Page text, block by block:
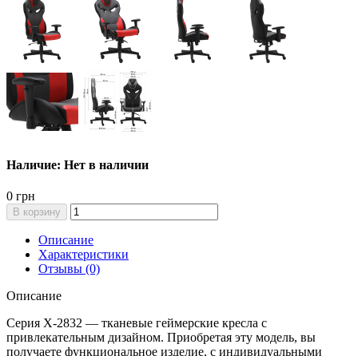
Наличие: Нет в наличии
0 грн
В корзину
Описание
Характеристики
Отзывы (0)
Описание
Серия X-2832 — тканевые геймерские кресла с
привлекательным дизайном. Приобретая эту модель, вы
получаете функциональное изделие, с индивидуальными